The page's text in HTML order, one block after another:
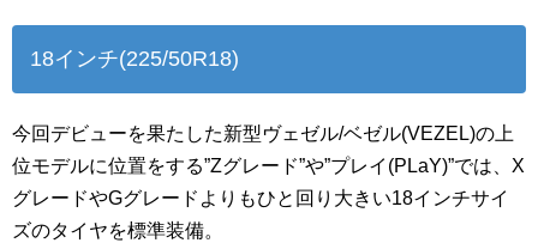
18インチ(225/50R18)
今回デビューを果たした新型ヴェゼル/ベゼル(VEZEL)の上
位モデルに位置をする”Zグレード”や”プレイ(PLaY)”では、X
グレードやGグレードよりもひと回り大きい18インチサイ
ズのタイヤを標準装備。